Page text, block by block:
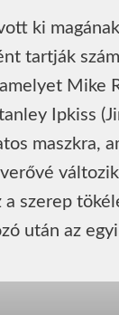
ki
tartják
Mike
Ipkiss
maszkra,
szerep
után az